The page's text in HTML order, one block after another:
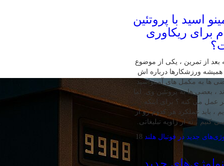
اسید با پروتئین
برای ریکاوری
بعد از تمرین ، یکی از موضوع‌
ورزشکارها درباره‌ اش
ها به مکمل‌ های آمینواسید
، بعضی‌ ها به پروتئین وی. اما
عمل می‌ کنه ؟ برای اینکه
، باید عملکرد هر کدوم رو از
کنیم ، نه از زاویه تبلیغاتی.
18